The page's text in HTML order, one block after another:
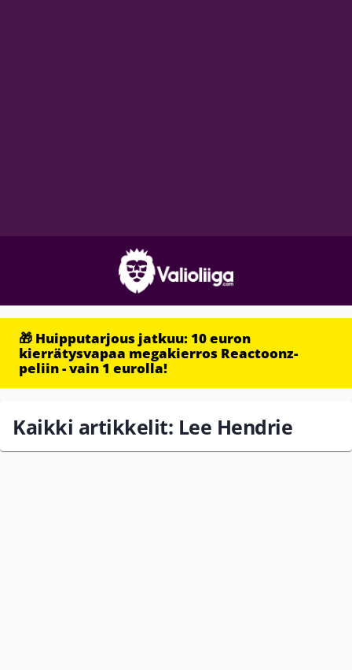
🎁 Huipputarjous jatkuu: 10 euron
kierrätysvapaa megakierros Reactoonz-
peliin - vain 1 eurolla!
Kaikki artikkelit: Lee Hendrie